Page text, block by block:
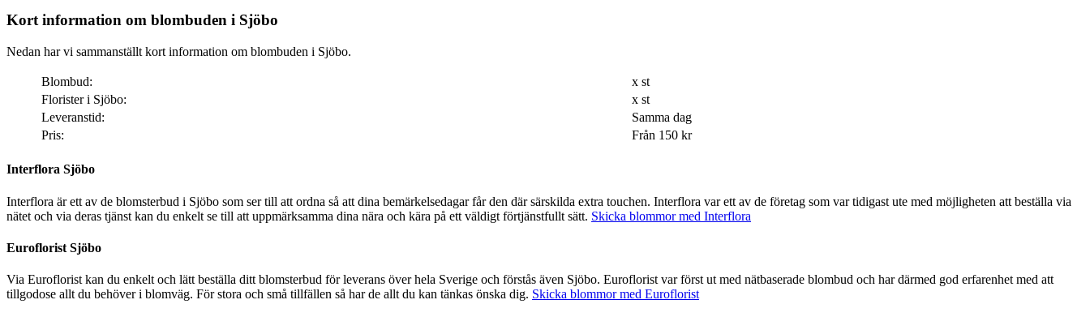
Kort information om blombuden i Sjöbo
Nedan har vi sammanställt kort information om blombuden i Sjöbo.
Blombud:
x st
Florister i Sjöbo:
x st
Leveranstid:
Samma dag
Pris:
Från 150 kr
Interflora Sjöbo
Interflora är ett av de blomsterbud i Sjöbo som ser till att ordna så att dina bemärkelsedagar får den där särskilda extra touchen. Interflora var ett av de företag som var tidigast ute med möjligheten att beställa via
nätet och via deras tjänst kan du enkelt se till att uppmärksamma dina nära och kära på ett väldigt förtjänstfullt sätt. Skicka blommor med Interflora
Euroflorist Sjöbo
Via Euroflorist kan du enkelt och lätt beställa ditt blomsterbud för leverans över hela Sverige och förstås även Sjöbo. Euroflorist var först ut med nätbaserade blombud och har därmed god erfarenhet med att
tillgodose allt du behöver i blomväg. För stora och små tillfällen så har de allt du kan tänkas önska dig. Skicka blommor med Euroflorist